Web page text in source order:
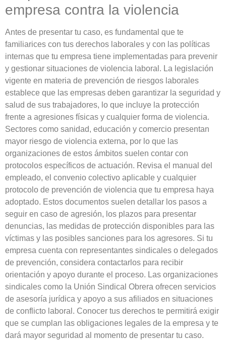
empresa contra la violencia
Antes de presentar tu caso, es fundamental que te
familiarices con tus derechos laborales y con las políticas
internas que tu empresa tiene implementadas para prevenir
y gestionar situaciones de violencia laboral. La legislación
vigente en materia de prevención de riesgos laborales
establece que las empresas deben garantizar la seguridad y
salud de sus trabajadores, lo que incluye la protección
frente a agresiones físicas y cualquier forma de violencia.
Sectores como sanidad, educación y comercio presentan
mayor riesgo de violencia externa, por lo que las
organizaciones de estos ámbitos suelen contar con
protocolos específicos de actuación. Revisa el manual del
empleado, el convenio colectivo aplicable y cualquier
protocolo de prevención de violencia que tu empresa haya
adoptado. Estos documentos suelen detallar los pasos a
seguir en caso de agresión, los plazos para presentar
denuncias, las medidas de protección disponibles para las
víctimas y las posibles sanciones para los agresores. Si tu
empresa cuenta con representantes sindicales o delegados
de prevención, considera contactarlos para recibir
orientación y apoyo durante el proceso. Las organizaciones
sindicales como la Unión Sindical Obrera ofrecen servicios
de asesoría jurídica y apoyo a sus afiliados en situaciones
de conflicto laboral. Conocer tus derechos te permitirá exigir
que se cumplan las obligaciones legales de la empresa y te
dará mayor seguridad al momento de presentar tu caso.